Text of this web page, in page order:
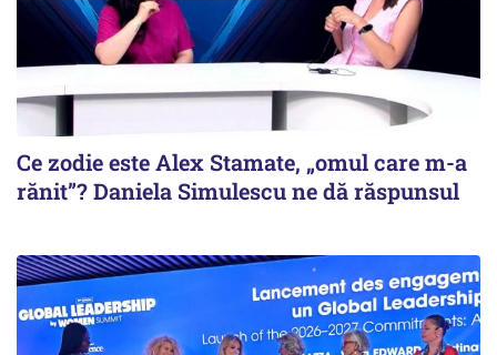
Ce zodie este Alex Stamate, „omul care m-a
rănit”? Daniela Simulescu ne dă răspunsul